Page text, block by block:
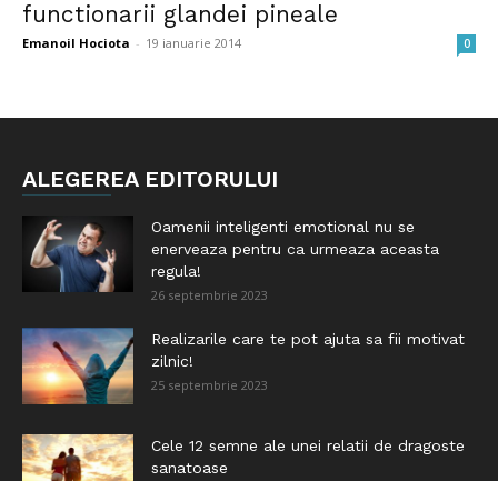
functionarii glandei pineale
Emanoil Hociota - 19 ianuarie 2014 0
ALEGEREA EDITORULUI
Oamenii inteligenti emotional nu se
enerveaza pentru ca urmeaza aceasta
regula!
26 septembrie 2023
Realizarile care te pot ajuta sa fii motivat
zilnic!
25 septembrie 2023
Cele 12 semne ale unei relatii de dragoste
sanatoase